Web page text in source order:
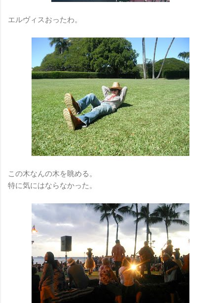
エルヴィスおったわ。
この木なんの木を眺める。
特に気にはならなかった。